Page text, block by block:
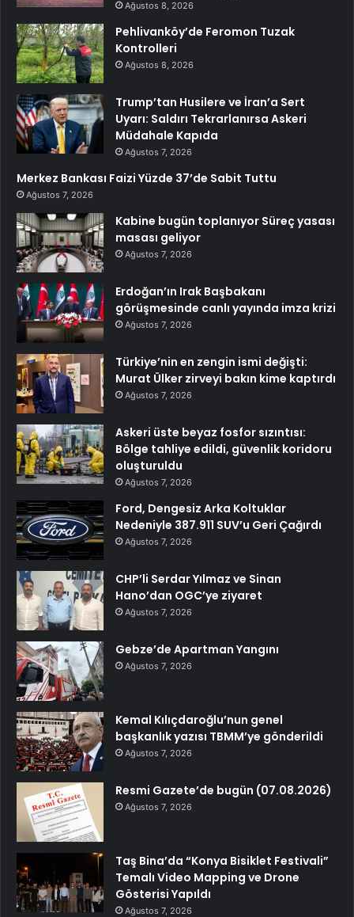
Ağustos 8, 2026
Pehlivanköy’de Feromon Tuzak
Kontrolleri
Ağustos 8, 2026
Trump’tan Husilere ve İran’a Sert
Uyarı: Saldırı Tekrarlanırsa Askeri
Müdahale Kapıda
Ağustos 7, 2026
Merkez Bankası Faizi Yüzde 37’de Sabit Tuttu
Ağustos 7, 2026
Kabine bugün toplanıyor Süreç yasası
masası geliyor
Ağustos 7, 2026
Erdoğan’ın Irak Başbakanı
görüşmesinde canlı yayında imza krizi
Ağustos 7, 2026
Türkiye’nin en zengin ismi değişti:
Murat Ülker zirveyi bakın kime kaptırdı
Ağustos 7, 2026
Askeri üste beyaz fosfor sızıntısı:
Bölge tahliye edildi, güvenlik koridoru
oluşturuldu
Ağustos 7, 2026
Ford, Dengesiz Arka Koltuklar
Nedeniyle 387.911 SUV’u Geri Çağırdı
Ağustos 7, 2026
CHP’li Serdar Yılmaz ve Sinan
Hano’dan OGC’ye ziyaret
Ağustos 7, 2026
Gebze’de Apartman Yangını
Ağustos 7, 2026
Kemal Kılıçdaroğlu’nun genel
başkanlık yazısı TBMM’ye gönderildi
Ağustos 7, 2026
Resmi Gazete’de bugün (07.08.2026)
Ağustos 7, 2026
Taş Bina’da “Konya Bisiklet Festivali”
Temalı Video Mapping ve Drone
Gösterisi Yapıldı
Ağustos 7, 2026